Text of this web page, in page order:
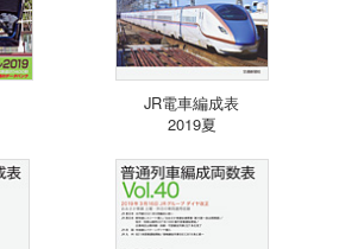
JR電車編成表
2019夏